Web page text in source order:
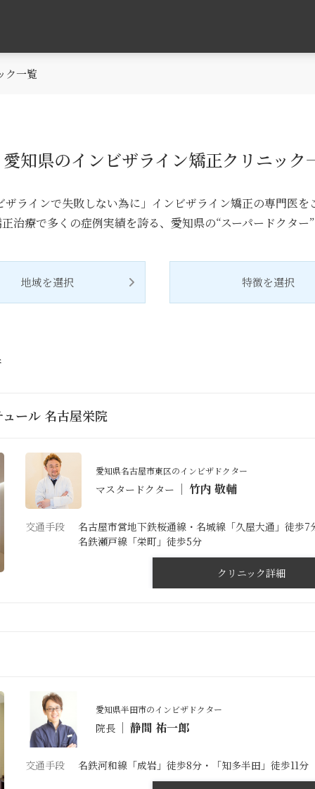
ク一覧
愛知県のインビザライン矯正クリニック
ザラインで失敗しない為に」インビザライン矯正の専門医を
治療で多くの症例実績を誇る、愛知県の“スーパードクター”
地域を選択 特徴を選択
ール 名古屋栄院
愛知県名古屋市東区のインビザドクター
マスタードクター 竹内 敬輔
交通手段
名古屋市営地下鉄桜通線・名城線「久屋大通」徒歩7
名鉄瀬戸線「栄町」徒歩5分
クリニック詳細
愛知県半田市のインビザドクター
院長 静間 祐一郎
交通手段 名鉄河和線「成岩」徒歩8分・「知多半田」徒歩11分